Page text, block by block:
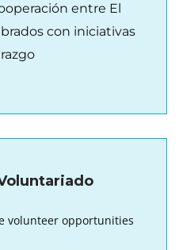
entre El
con iniciativas
volunteer opportunities